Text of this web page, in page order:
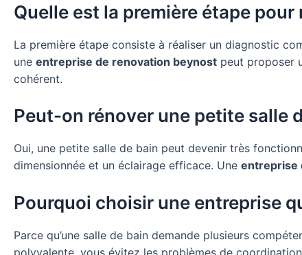
Quelle est la première étape
La première étape consiste à réaliser un diagnostic
une entreprise de renovation beynost peut proposer
cohérent.
Peut-on rénover une petite salle
Oui, une petite salle de bain peut devenir très
dimensionnée et un éclairage efficace. Une entreprise
Pourquoi choisir une entreprise
Parce qu’une salle de bain demande plusieurs
polyvalente, vous évitez les problèmes de